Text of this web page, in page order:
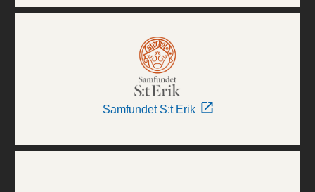
Samfundet S:t Erik